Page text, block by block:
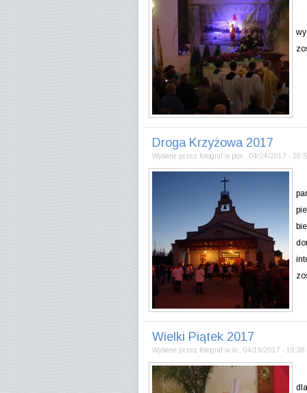
Droga Krzyżowa 2017
Wysłane przez fotograf w pon., 04/24/2017 -
Wielki Piątek 2017
Wysłane przez fotograf w śr., 04/19/2017 - 19:38